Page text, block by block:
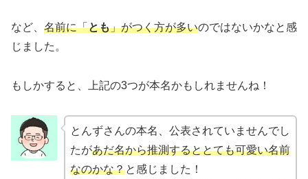
など、 名前に「とも」がつく方が多いのではないかなと感
じました。
もしかすると、上記の3つが本名かもしれませんね！
とんずさんの本名、公表されていませんでし
たがあだ名から推測するととても可愛い名前
なのかな？と感じました！